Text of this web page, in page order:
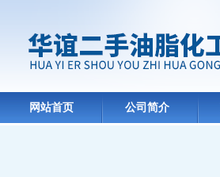
网站首页 公司简介